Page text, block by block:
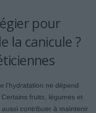
pour
la canicule ?
l’hydratation ne dépend
Certains fruits, légumes et
contribuer à maintenir